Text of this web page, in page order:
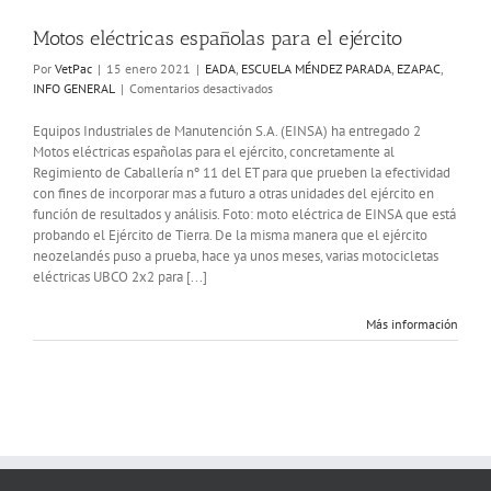
Motos eléctricas españolas para el ejército
Por VetPac | 15 enero 2021 | EADA, ESCUELA MÉNDEZ PARADA, EZAPAC,
INFO GENERAL | Comentarios desactivadosen
eléctricas
españolas
para
ejército
Equipos Industriales de Manutención S.A. (EINSA) ha entregado 2
Motos eléctricas españolas para el ejército, concretamente al
Regimiento de Caballería nº 11 del ET para que prueben la efectividad
con fines de incorporar mas a futuro a otras unidades del ejército en
función de resultados y análisis. Foto: moto eléctrica de EINSA que está
probando el Ejército de Tierra. De la misma manera que el ejército
neozelandés puso a prueba, hace ya unos meses, varias motocicletas
eléctricas UBCO 2x2 para [...]
Más información